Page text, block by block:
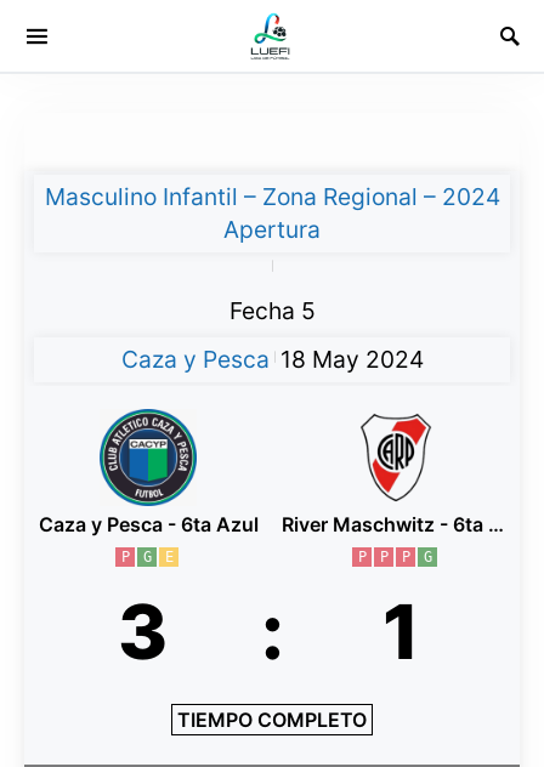
Masculino Infantil – Zona Regional – 2024
Apertura
Fecha 5
Caza y Pesca 18 May 2024
Caza y Pesca - 6ta Azul
P G E
3 : 1
TIEMPO COMPLETO
River Maschwitz - 6ta Blanco
P P P G